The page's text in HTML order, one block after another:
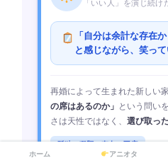
「いい人」を演じ続け
「自分は余計な存在
と感じながら、笑っ
再婚によって生まれた新しい家
の席はあるのか」 という問い
さは天性ではなく、 選び取っ
孤独の種類：存在の不安
ホーム
アニオタ